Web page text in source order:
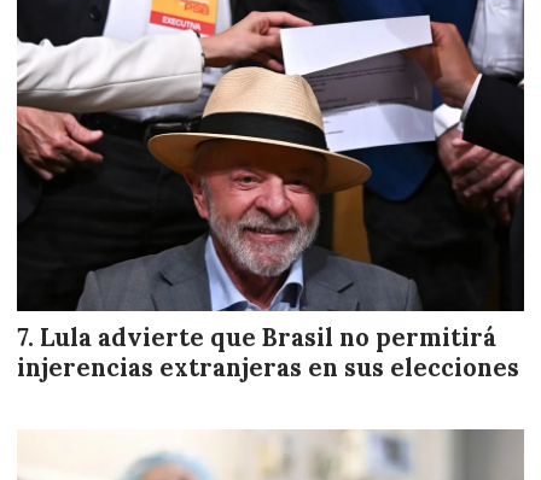
Lula advierte que Brasil no permitirá
injerencias extranjeras en sus elecciones